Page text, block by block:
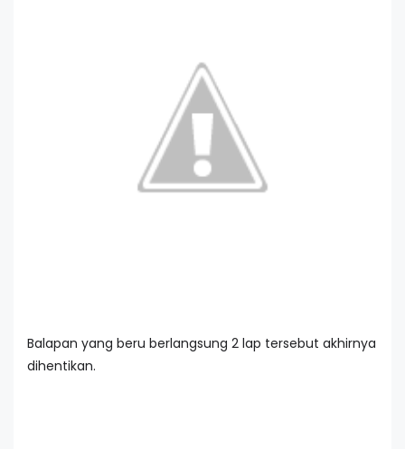
Balapan yang beru berlangsung 2 lap tersebut akhirnya
dihentikan.